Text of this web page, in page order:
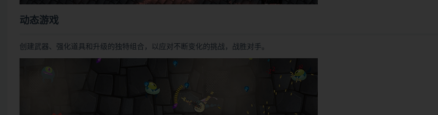
动态游戏
创建武器、强化道具和升级的独特组合，以应对不断变化的挑战，战胜对手。